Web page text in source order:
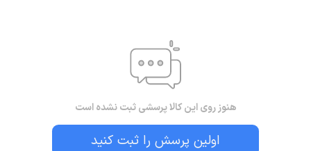
هنوز روی این کالا پرسشی ثبت نشده است
اولین پرسش را ثبت کنید